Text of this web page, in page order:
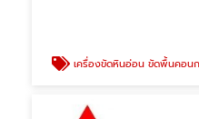
เครื่องขัดหินอ่อน ขัดพื้นคอนกรีต